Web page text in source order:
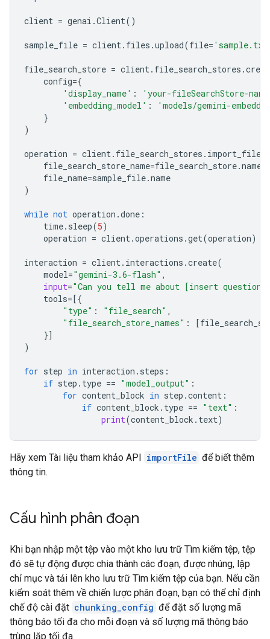
client = genai .Client()
sample_file = client. files .upload(file=
file_search_store = client. file_search_stores .
config={
'display_name' :
'your-fileSearchStore-
'embedding_model' :
'models/gemini-
}
)
operation = client. file_search_stores . import_file
file_search_store_name=file_search_store.name
file_name=sample_file.name
)
while not operation .done :
time. sleep(5)
operation = client.operations .get(operation)
interaction = client. interactions .create(
model="gemini-3.6-flash" ,
input="Can you tell me about [insert
tools=[{
"type" : "file_search" ,
"file_search_store_names" : [
}]
)
for step in interaction . steps :
if step . type == "model_output" :
for content_block in step .content :
if content_block . type == "text" :
print(content_block . text)
Hãy xem Tài liệu tham khảo API importFile để biết thêm
thông tin.
Cấu hình phân đoạn
Khi bạn nhập một tệp vào một kho lưu trữ Tìm kiếm tệp, tệp
đó sẽ tự động được chia thành các đoạn, được nhúng, lập
chỉ mục và tải lên kho lưu trữ Tìm kiếm tệp của bạn. Nếu cần
kiểm soát thêm về chiến lược phân đoạn, bạn có thể chỉ định
chế độ cài đặt chunking_config để đặt số lượng mã
thông báo tối đa cho mỗi đoạn và số lượng mã thông báo
trùng lặp tối đa.